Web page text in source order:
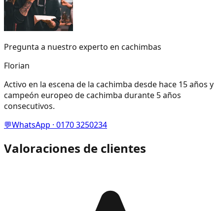
Pregunta a nuestro experto en cachimbas
Florian
Activo en la escena de la cachimba desde hace 15 años y
campeón europeo de cachimba durante 5 años
consecutivos.
💬WhatsApp · 0170 3250234
Valoraciones de clientes